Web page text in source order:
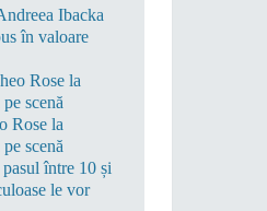
Ibacka
în valoare
Rose la
scenă